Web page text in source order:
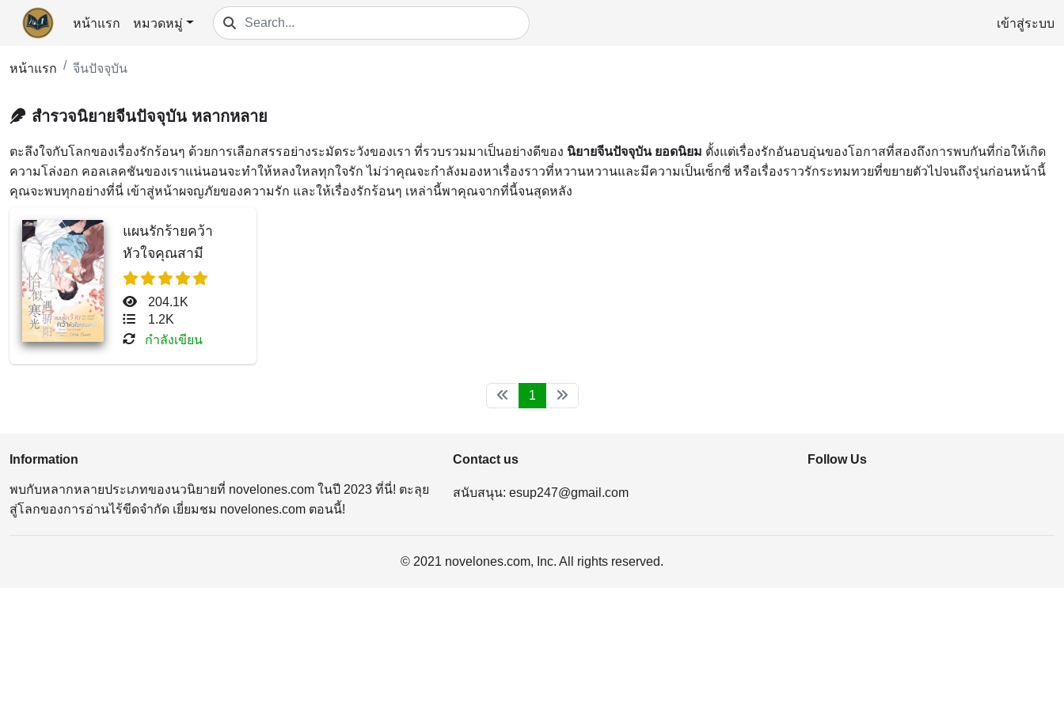
หน้าแรก หมวดหมู่ เข้าสู่ระบบ
หน้าแรก จีนปัจจุบัน
สำรวจนิยายจีนปัจจุบัน หลากหลาย
ตะลึงใจกับโลกของเรื่องรักร้อนๆ ด้วยการเลือกสรรอย่างระมัดระวังของเรา ที่รวบรวมมาเป็นอย่างดีของ นิยายจีนปัจจุบัน ยอดนิยม ตั้งแต่เรื่องรักอันอบอุ่นของโอกาสที่สองถึงการพบกันที่ก่อให้เกิด
ความโล่งอก คอลเลคชันของเราแน่นอนจะทำให้หลงใหลทุกใจรัก ไม่ว่าคุณจะกำลังมองหาเรื่องราวที่หวานหวานและมีความเป็นเซ็กซี่ หรือเรื่องราวรักระทมทวยที่ขยายตัวไปจนถึงรุ่นก่อนหน้านี้
คุณจะพบทุกอย่างที่นี่ เข้าสู่หน้าผจญภัยของความรัก และให้เรื่องรักร้อนๆ เหล่านี้พาคุณจากที่นี้จนสุดหลัง
แผนรักร้ายคว้า
หัวใจคุณสามี
204.1K
1.2K
กำลังเขียน
1
Information
พบกับหลากหลายประเภทของนวนิยายที่ novelones.com ในปี 2023 ที่นี่! ตะลุย
สู่โลกของการอ่านไร้ขีดจำกัด เยี่ยมชม novelones.com ตอนนี้!
Contact us
สนับสนุน: esup247@gmail.com
Follow Us
© 2021 novelones.com, Inc. All rights reserved.